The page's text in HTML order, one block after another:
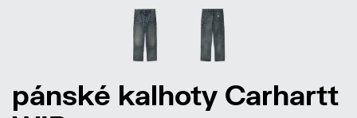
pánské kalhoty Carhartt